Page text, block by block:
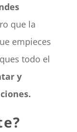
que la
empieces
todo el
y